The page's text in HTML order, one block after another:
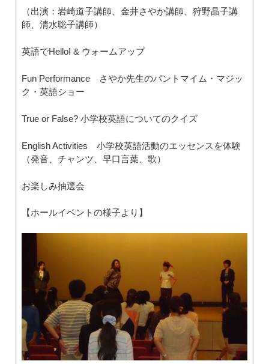
（出演：岩崎道子講師、金井さやか講師、狩野晶子講
師、清水聡子講師）
英語でHello! & ウォームアップ
Fun Performance さやか先生のパントマイム・マジッ
ク・英語ショー
True or False? 小学校英語についてのクイズ
English Activities 小学校英語活動のエッセンスを体験
（発音、チャンツ、早口言葉、歌）
お楽しみ抽選会
【ホールイベントの様子より】